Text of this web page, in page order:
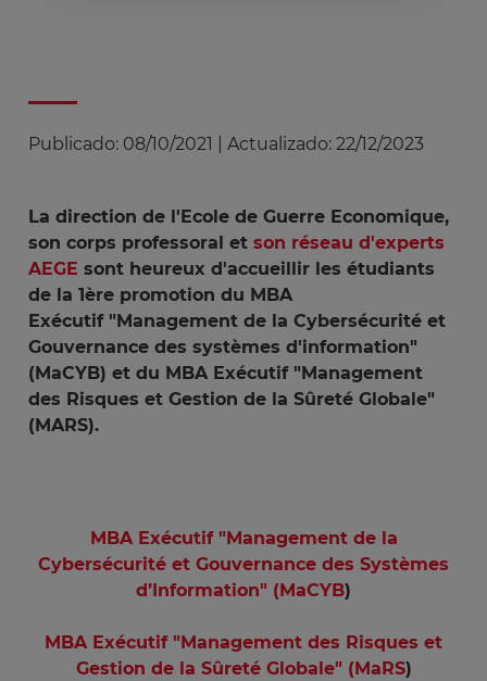
Publicado: 08/10/2021 Actualizado: 22/12/2023
La direction de l'Ecole de Guerre Economique,
son corps professoral et son réseau d'experts
AEGE sont heureux d'accueillir les étudiants
de la 1ère promotion du MBA
Exécutif "Management de la Cybersécurité et
Gouvernance des systèmes d'information"
(MaCYB) et du MBA Exécutif "Management
des Risques et Gestion de la Sûreté Globale"
(MARS).
MBA Exécutif "Management de la
Cybersécurité et Gouvernance des Systèmes
d’Information" (MaCYB)
MBA Exécutif "Management des Risques et
Gestion de la Sûreté Globale" (MaRS)